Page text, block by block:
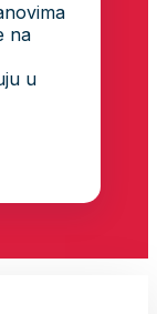
na
u